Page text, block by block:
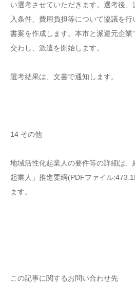
い選考させていただきます。選考後
入条件、費用負担等について協議を
書案を作成します。本市と派遣元企
交わし、派遣を開始します。
選考結果は、文書で通知します。
14 その他
地域活性化起業人の要件等の詳細は
起業人」推進要綱(PDFファイル
ます。
この記事に関するお問い合わせ先